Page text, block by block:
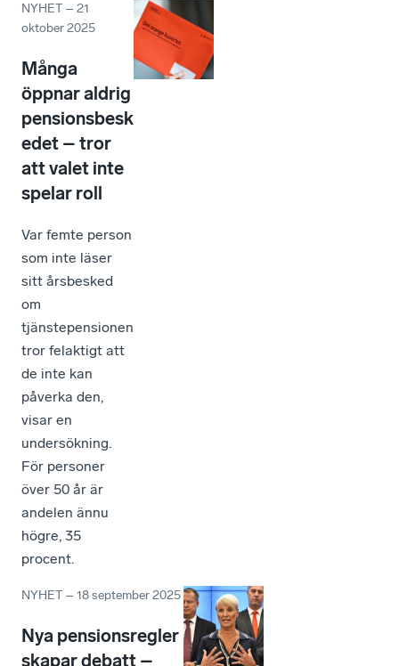
NYHET –21
oktober 2025
Många
öppnar aldrig
pensionsbesk
edet – tror
att valet inte
spelar roll
Var femte person
som inte läser
sitt årsbesked
om
tjänstepensionen
tror felaktigt att
de inte kan
påverka den,
visar en
undersökning.
För personer
över 50 år är
andelen ännu
högre, 35
procent.
NYHET –18 september 2025
Nya pensionsregler
skapar debatt –